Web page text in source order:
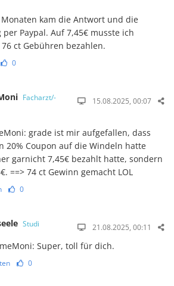
kam die Antwort und die
per Paypal. Auf 7,45€ musste ich
ct Gebühren bezahlen.
0
Facharzt/-
15.08.2025, 00:07
grade ist mir aufgefallen, dass
20% Coupon auf die Windeln hatte
garnicht 7,45€ bezahlt hatte, sondern
==> 74 ct Gewinn gemacht LOL
0
Studi 21.08.2025, 00:11
Super, toll für dich.
0